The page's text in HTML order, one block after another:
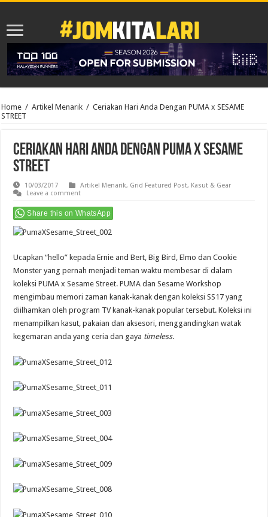
Home / Artikel Menarik / Ceriakan Hari Anda Dengan PUMA x SESAME
STREET
Ceriakan Hari Anda Dengan PUMA x SESAME
STREET
10/03/2017 Artikel Menarik, Grid Featured Post, Kasut & Gear
Leave a comment
Share this on WhatsApp
Ucapkan “hello” kepada Ernie and Bert, Big Bird, Elmo dan Cookie
Monster yang pernah menjadi teman waktu membesar di dalam
koleksi PUMA x Sesame Street. PUMA dan Sesame Workshop
mengimbau memori zaman kanak-kanak dengan koleksi SS17 yang
diilhamkan oleh program TV kanak-kanak popular tersebut. Koleksi ini
menampilkan kasut, pakaian dan aksesori, menggandingkan watak
kegemaran anda yang ceria dan gaya timeless.